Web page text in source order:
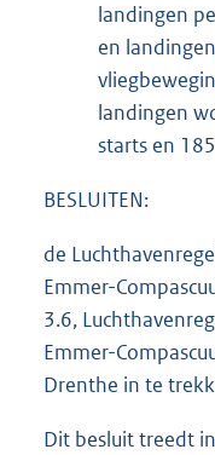
landingen
en
landingen
starts en
BESLUITEN:
de
Emmer-
3.6,
Emmer-
Drenthe in te
Dit besluit treedt